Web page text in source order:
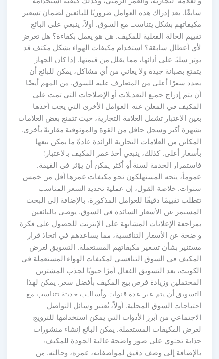
سابقًا. يعد إدراك هذه العوامل ضروريًا للبائعين لضمان تسعير
مكيفاتهم بشكل يتناسب مع السوق. أولاً، ينبغي على البائع
تقييم الحالة الفعلية للمكيف. هل هو يعمل بكفاءة؟ هل تعرض
لأي أعطال سابقة؟ استخدام مكيفات الهواء بشكل مكثف قد
يؤثر سلبًا على أدائها، مما يقلل من قيمتها. إذا كان الجهاز
يتمتع بصيانة جيدة ولا يعاني من أي مشاكل، يمكن للبائع أن
يحدد سعرًا أعلى من المتعارف عليه للسوق. من المهم أيضًا
أن يتم إدراج جميع التعديلات أو الإصلاحات التي تمت على
المكيف في المعلن عنه. العوامل الأخرى التي يجب أخذها
بعين الاعتبار تشمل العلامة التجارية، حيث تتمتع بعض العلامات
بشهرة أكبر وسجل حافل من القوة والموثوقية مقارنةً بأخرى.
المكائن من العلامات التجارية الرائدة عادةً ما يمكن بيعها
بأسعار أعلى. كذلك، ينبغي أخذ عمر المكيف بالاعتبار؛
فاستمرار الخدمة لسنة أو أكثر يمكن أن يؤثر في القيمة.
عموماً، يتجه المستهلكون نحو مكيفات عمرها أقل من خمس
سنوات. خلاصة القول، إن عملية تحديد السعر المناسب
تتطلب تقييمًا دقيقًا للعوامل المذكورة، بالإضافة إلى البحث
المستمر عن الأسعار السائدة في السوق. يوصى بالبائعين
بمراجعة الإعلانات المشابهة على الإنترنت للحصول على فكرة
واضحة عن الأسعار التنافسية، مما يساعدهم في اتخاذ قرار
مستنير بشأن تسعير مكيفاتهم المستعملة. التسويق لعرض
المكيف في السوق التنافسي لمكيفات الهواء المستعملة في
الكويت، يعد التسويق الفعال أمرًا حيويًا لجذب المشترين
المحتملين وزيادة فرص بيع المكيف بأفضل سعر. يمكن لهذا
التسويق أن يتم عبر عدة قنوات وأساليب حديثة تتناسب مع
احتياجات السوق المحلية. أولاً، تُعتبر وسائل التواصل
الاجتماعي من أبرز الأدوات التي يمكن استخدامها للترويج
لعرض المكيفات المستعملة. يمكن البائع إنشاء منشورات
جذابة تحتوي على صور واضحة عالية الجودة للمكيف،
بالإضافة إلى وصف دقيق لمواصفاته، عمره، وحالته. من